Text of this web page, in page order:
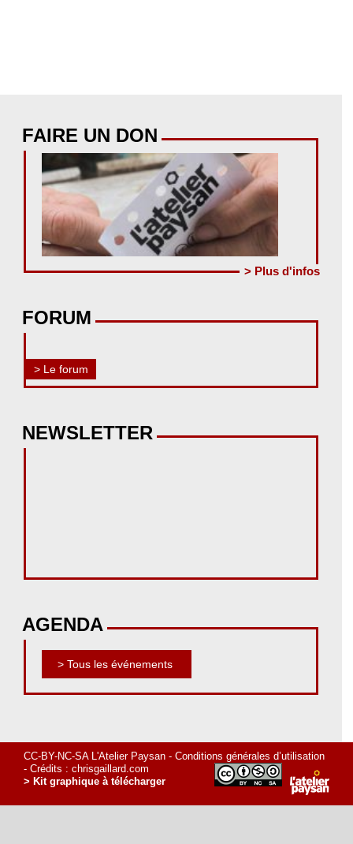
FAIRE UN DON
> Plus d'infos
FORUM
> Le forum
NEWSLETTER
AGENDA
> Tous les événements
CC-BY-NC-SA L'Atelier Paysan - Conditions générales d’utilisation
- Crédits : chrisgaillard.com
> Kit graphique à télécharger